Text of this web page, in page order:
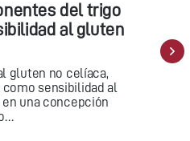
del trigo
al gluten
gluten no celíaca,
sensibilidad al
una concepción